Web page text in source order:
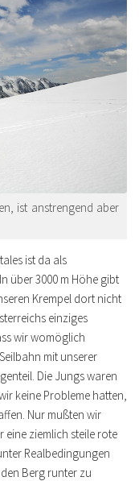
ist anstrengend aber
ist da als
über 3000 m Höhe gibt
Krempel dort nicht
einziges
wir womöglich
mit unserer
Die Jungs waren
keine Probleme hatten,
Nur mußten wir
eine ziemlich steile rote
Realbedingungen
Berg runter zu